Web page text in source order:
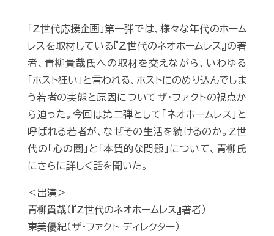
「Z世代応援企画」第一弾では、様々な年代のホーム
レスを取材している『Z世代のネオホームレス』の著
者、青柳貴哉氏への取材を交えながら、いわゆる
「ホスト狂い」と言われる、ホストにのめり込んでしま
う若者の実態と原因についてザ・ファクトの視点か
ら迫った。今回は第二弾として「ネオホームレス」と
呼ばれる若者が、なぜその生活を続けるのか。Z世
代の「心の闇」と「本質的な問題」について、青柳氏
にさらに詳しく話を聞いた。
＜出演＞
青柳貴哉（『Z世代のネオホームレス』著者）
東美優紀（ザ・ファクト ディレクター）